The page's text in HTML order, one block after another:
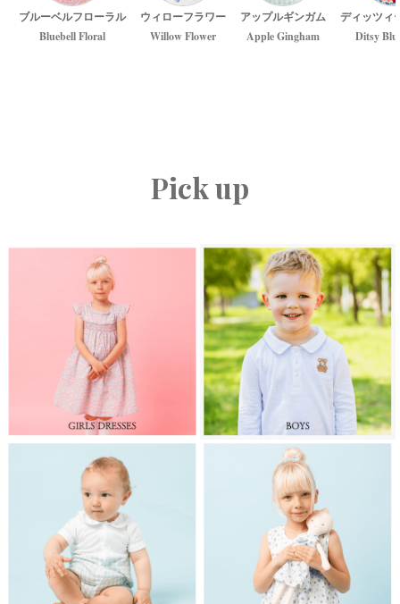
ブルーベルフローラル
Bluebell Floral
ウィローフラワー
Willow Flower
アップルギンガム
Apple Gingham
ディッツィ
Ditsy
Pick up